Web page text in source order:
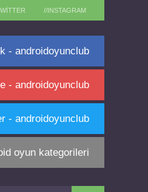
//INSTAGRAM
- androidoyunclub
- androidoyunclub
- androidoyunclub
oyun kategorileri